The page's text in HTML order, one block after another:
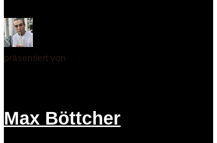
präsentiert von
Max Böttcher